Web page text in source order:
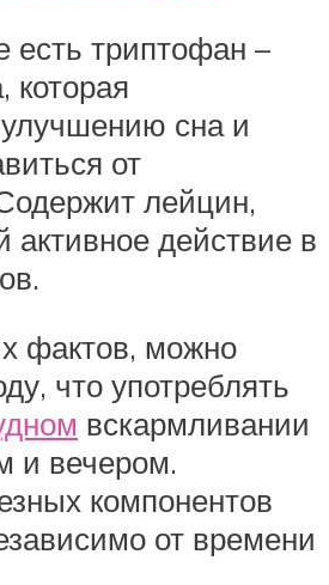
есть триптофан –
которая
улучшению сна и
от
лейцин,
действие в
фактов, можно
что употреблять
вскармливании
и вечером.
компонентов
от времени